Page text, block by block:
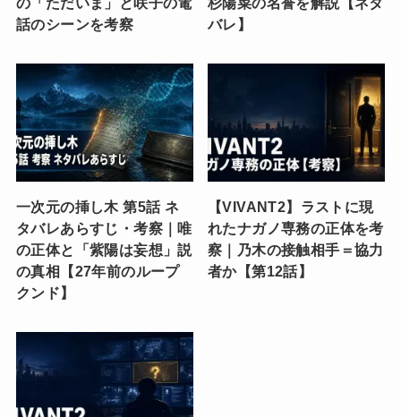
話のシーンを考察
バレ】
一次元の挿し木 第5話 ネ
タバレあらすじ・考察｜唯
の正体と「紫陽は妄想」説
の真相【27年前のループ
クンド】
【VIVANT2】ラストに現
れたナガノ専務の正体を考
察｜乃木の接触相手＝協力
者か【第12話】